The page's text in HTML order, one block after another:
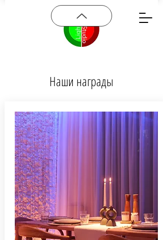
Наши награды